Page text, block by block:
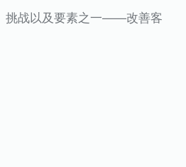
挑战以及要素之一——改善客